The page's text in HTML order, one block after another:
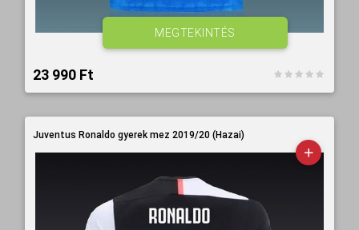
23 990 Ft‎
MEGTEKINTÉS
Juventus Ronaldo gyerek mez 2019/20 (Hazai)